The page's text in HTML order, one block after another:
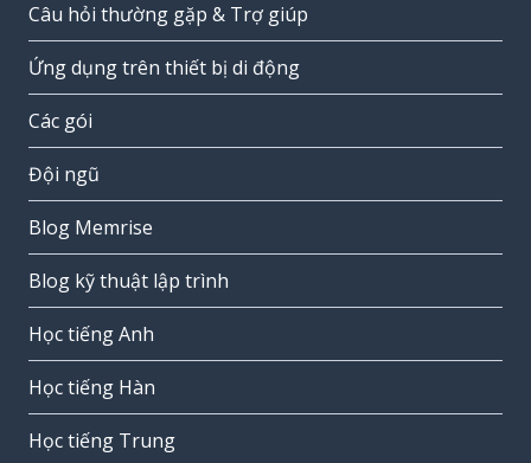
Câu hỏi thường gặp & Trợ giúp
Ứng dụng trên thiết bị di động
Các gói
Đội ngũ
Blog Memrise
Blog kỹ thuật lập trình
Học tiếng Anh
Học tiếng Hàn
Học tiếng Trung